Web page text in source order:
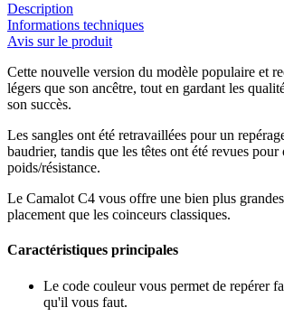
Description
Informations techniques
Avis sur le produit
Cette nouvelle version du modèle populaire et
légers que son ancêtre, tout en gardant les
son succès.
Les sangles ont été retravaillées pour un
baudrier, tandis que les têtes ont été revues
poids/résistance.
Le Camalot C4 vous offre une bien plus
placement que les coinceurs classiques.
Caractéristiques principales
Le code couleur vous permet de repérer
qu'il vous faut.